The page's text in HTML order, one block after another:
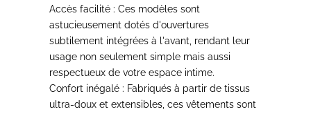
Accès facilité : Ces modèles sont
astucieusement dotés d'ouvertures
subtilement intégrées à l'avant, rendant leur
usage non seulement simple mais aussi
respectueux de votre espace intime.
Confort inégalé : Fabriqués à partir de tissus
ultra-doux et extensibles, ces vêtements sont